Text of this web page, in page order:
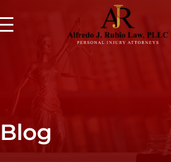
Blog